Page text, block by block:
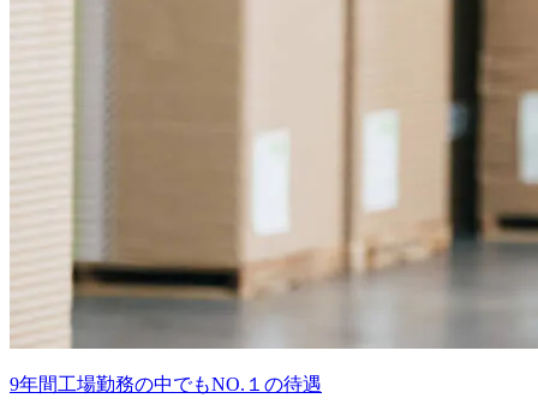
9年間工場勤務の中でもNO.１の待遇